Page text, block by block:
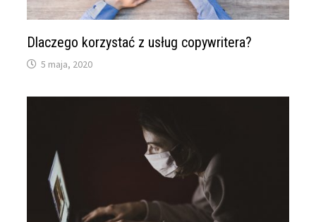
Dlaczego korzystać z usług copywritera?
5 maja, 2020